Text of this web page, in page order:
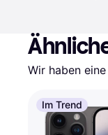
Wir haben
Im Trend